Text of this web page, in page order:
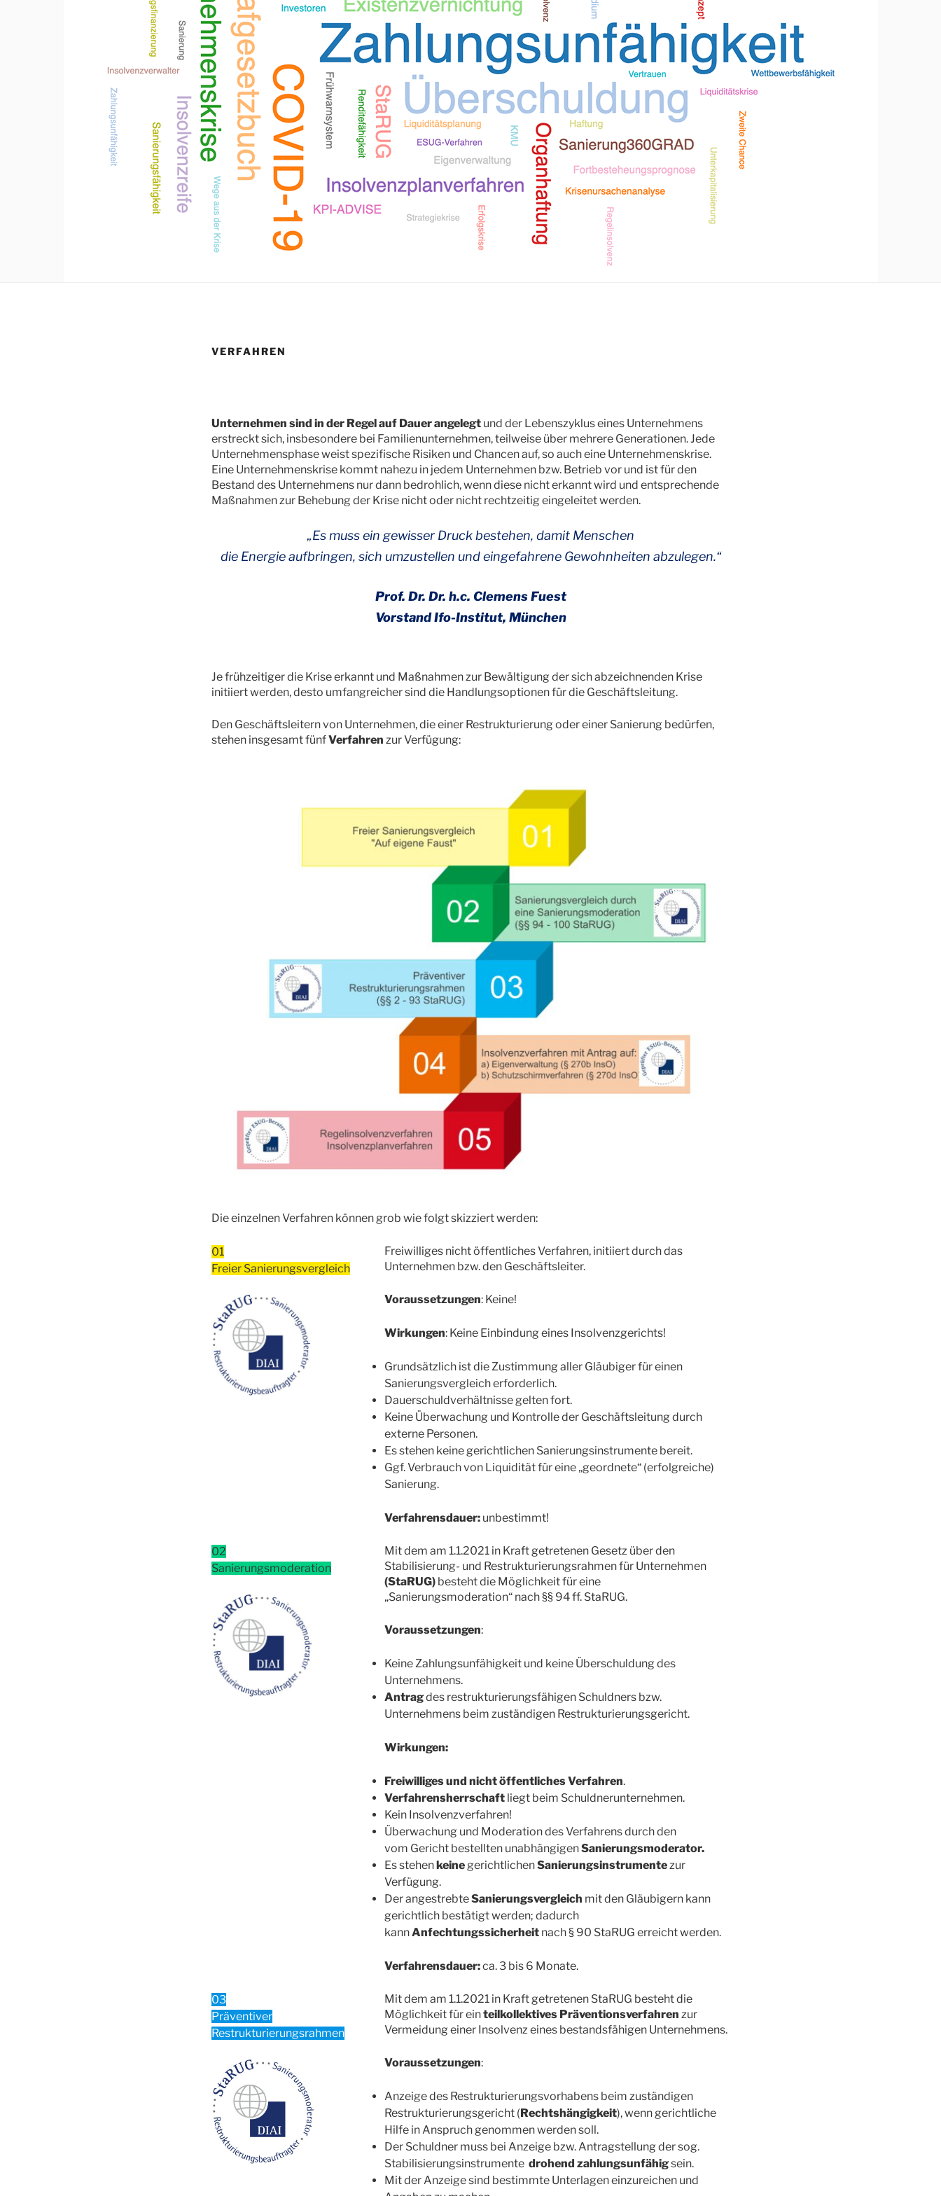
VERFAHREN
Unternehmen sind in der Regel auf Dauer angelegt und der Lebenszyklus eines Unternehmens
erstreckt sich, insbesondere bei Familienunternehmen, teilweise über mehrere Generationen. Jede
Unternehmensphase weist spezifische Risiken und Chancen auf, so auch eine Unternehmenskrise.
Eine Unternehmenskrise kommt nahezu in jedem Unternehmen bzw. Betrieb vor und ist für den
Bestand des Unternehmens nur dann bedrohlich, wenn diese nicht erkannt wird und entsprechende
Maßnahmen zur Behebung der Krise nicht oder nicht rechtzeitig eingeleitet werden.
„Es muss ein gewisser Druck bestehen, damit Menschen
die Energie aufbringen, sich umzustellen und eingefahrene Gewohnheiten abzulegen.“
Prof. Dr. Dr. h.c. Clemens Fuest
Vorstand Ifo-Institut, München
Je frühzeitiger die Krise erkannt und Maßnahmen zur Bewältigung der sich abzeichnenden Krise
initiiert werden, desto umfangreicher sind die Handlungsoptionen für die Geschäftsleitung.
Den Geschäftsleitern von Unternehmen, die einer Restrukturierung oder einer Sanierung bedürfen,
stehen insgesamt fünfVerfahren zur Verfügung:
Die einzelnen Verfahren können grob wie folgt skizziert werden:
01
Freier Sanierungsvergleich
Freiwilliges nicht öffentliches Verfahren, initiiert durch das
Unternehmen bzw. den Geschäftsleiter.
Voraussetzungen: Keine!
Wirkungen: Keine Einbindung eines Insolvenzgerichts!
Grundsätzlich ist die Zustimmung aller Gläubiger für einen
Sanierungsvergleich erforderlich.
Dauerschuldverhältnisse gelten fort.
Keine Überwachung und Kontrolle der Geschäftsleitung durch
externe Personen.
Es stehen keine gerichtlichen Sanierungsinstrumente bereit.
Ggf. Verbrauch von Liquidität für eine „geordnete“ (erfolgreiche)
Sanierung.
Verfahrensdauer:unbestimmt!
02
Sanierungsmoderation
Mit dem am 1.1.2021 in Kraft getretenen Gesetz über den
Stabilisierung- und Restrukturierungsrahmen für Unternehmen
(StaRUG) besteht die Möglichkeit für eine
„Sanierungsmoderation“ nach §§ 94 ff. StaRUG.
Voraussetzungen:
Keine Zahlungsunfähigkeit und keine Überschuldung des
Unternehmens.
Antragdes restrukturierungsfähigen Schuldners bzw.
Unternehmens beim zuständigen Restrukturierungsgericht.
Wirkungen:
Freiwilliges und nicht öffentliches Verfahren.
Verfahrensherrschaftliegt beim Schuldnerunternehmen.
Kein Insolvenzverfahren!
Überwachung und Moderation des Verfahrens durch den
vom Gericht bestellten unabhängigenSanierungsmoderator.
Es stehen keinegerichtlichenSanierungsinstrumentezur
Verfügung.
Der angestrebteSanierungsvergleich mit den Gläubigern kann
gerichtlich bestätigt werden; dadurch
kannAnfechtungssicherheitnach § 90 StaRUG erreicht werden.
Verfahrensdauer:ca. 3 bis 6 Monate.
03
Präventiver
Restrukturierungsrahmen
Mit dem am 1.1.2021 in Kraft getretenen StaRUG besteht die
Möglichkeit für einteilkollektives Präventionsverfahren zur
Vermeidung einer Insolvenz eines bestandsfähigen Unternehmens.
Voraussetzungen:
Anzeige des Restrukturierungsvorhabens beim zuständigen
Restrukturierungsgericht (Rechtshängigkeit), wenn gerichtliche
Hilfe in Anspruch genommen werden soll.
Der Schuldner muss bei Anzeige bzw. Antragstellung der sog.
Stabilisierungsinstrumente drohend zahlungsunfähigsein.
Mit der Anzeige sind bestimmte Unterlagen einzureichen und